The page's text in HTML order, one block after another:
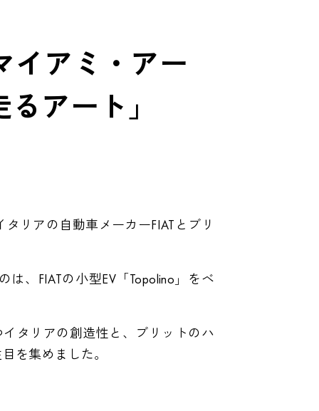
イアミ・アー
アート」
リアの自動車メーカーFIATとブリ
、FIATの小型EV「Topolino」をベ
タリアの創造性と、ブリットのハ
を集めました。